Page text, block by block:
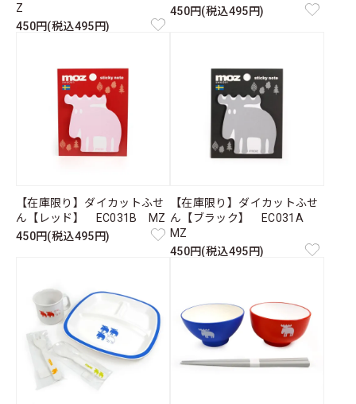
Z
450円(税込495円)
450円(税込495円)
【在庫限り】ダイカットふせ
ん【レッド】 EC031B MZ
450円(税込495円)
【在庫限り】ダイカットふせ
ん【ブラック】 EC031A
MZ
450円(税込495円)